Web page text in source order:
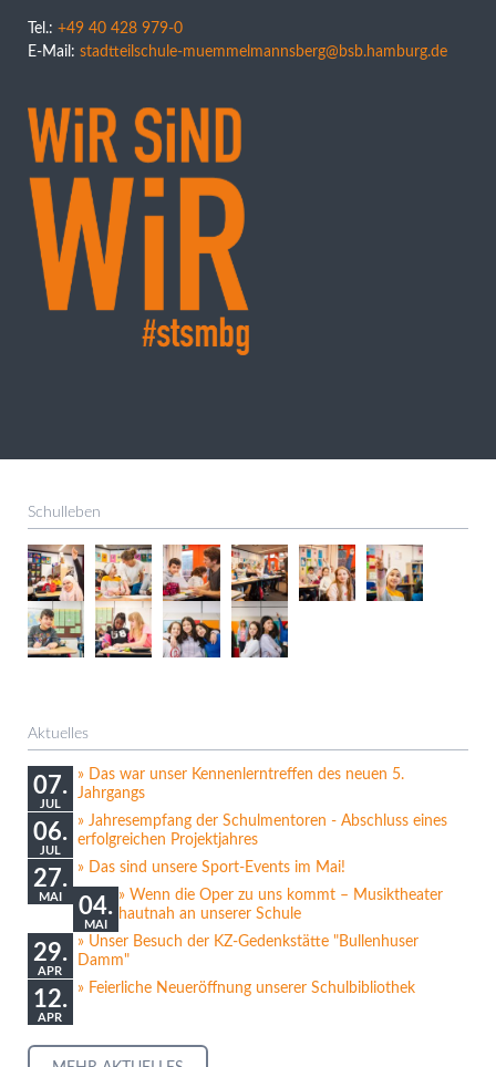
Tel.: +49 40 428 979-0
E-Mail: stadtteilschule-muemmelmannsberg@bsb.hamburg.de
Schulleben
Aktuelles
07.
JUL
Das war unser Kennenlerntreffen des neuen 5.
Jahrgangs
06.
JUL
Jahresempfang der Schulmentoren - Abschluss eines
erfolgreichen Projektjahres
27.
MAI
Das sind unsere Sport-Events im Mai!
04.
MAI
Wenn die Oper zu uns kommt – Musiktheater
hautnah an unserer Schule
29.
APR
Unser Besuch der KZ-Gedenkstätte "Bullenhuser
Damm"
12.
APR
Feierliche Neueröffnung unserer Schulbibliothek